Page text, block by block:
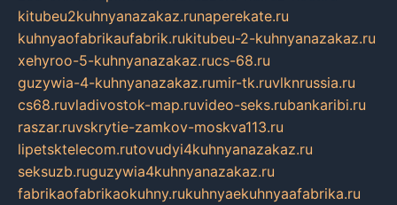
kitubeu2kuhnyanazakaz.runaperekate.ru
kuhnyaofabrikaufabrik.rukitubeu-2-kuhnyanazakaz.ru
xehyroo-5-kuhnyanazakaz.rucs-68.ru
guzywia-4-kuhnyanazakaz.rumir-tk.ruvlknrussia.ru
cs68.ruvladivostok-map.ruvideo-seks.rubankaribi.ru
raszar.ruvskrytie-zamkov-moskva113.ru
lipetsktelecom.rutovudyi4kuhnyanazakaz.ru
seksuzb.ruguzywia4kuhnyanazakaz.ru
fabrikaofabrikaokuhny.rukuhnyaekuhnyaafabrika.ru